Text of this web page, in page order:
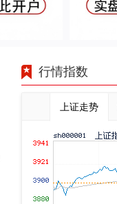
行情指数
上证走势